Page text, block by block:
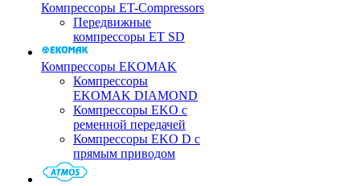
Компрессоры ET-Compressors
Передвижные
компрессоры ET SD
Компрессоры EKOMAK
Компрессоры
EKOMAK DIAMOND
Компрессоры EKO c
ременной передачей
Компрессоры EKO D с
прямым приводом